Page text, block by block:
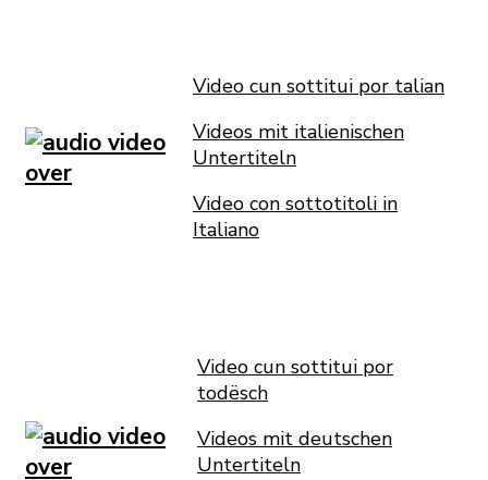
Video cun sottitui por talian
Videos mit italienischen
Untertiteln
Video con sottotitoli in
Italiano
Video cun sottitui por
todësch
Videos mit deutschen
Untertiteln